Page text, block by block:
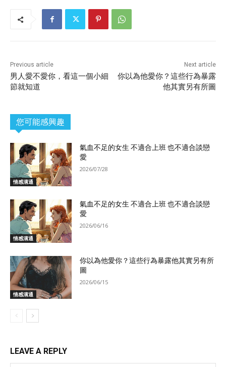
Previous article
男人愛不愛你，看這一個小細
節就知道
Next article
你以為他愛你？這些行為暴露
他其實另有所圖
您可能感興趣
情感溝通
氣血不足的女生 不適合上班 也不適合談戀
愛
2026/07/28
情感溝通
氣血不足的女生 不適合上班 也不適合談戀
愛
2026/06/16
情感溝通
你以為他愛你？這些行為暴露他其實另有所
圖
2026/06/15
LEAVE A REPLY